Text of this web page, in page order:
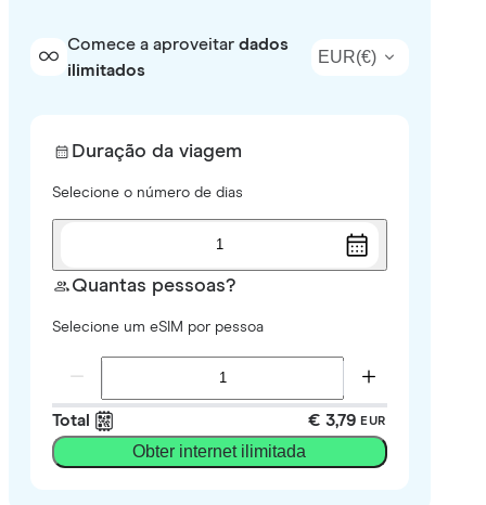
Comece a aproveitar dados
ilimitados
EUR(€)
Duração da viagem
Selecione o número de dias
1
Quantas pessoas?
Selecione um eSIM por pessoa
Total € 3,79 EUR
Obter internet ilimitada